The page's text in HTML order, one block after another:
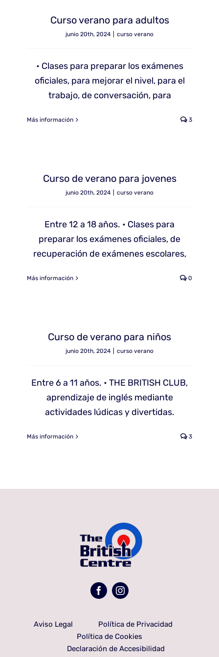
Curso verano para adultos
junio 20th, 2024 curso verano
• Clases para preparar los exámenes
oficiales, para mejorar el nivel, para el
trabajo, de conversación, para
Más información 3
Curso de verano para jovenes
junio 20th, 2024 curso verano
Entre 12 a 18 años. • Clases para
preparar los exámenes oficiales, de
recuperación de exámenes escolares,
Más información 0
Curso de verano para niños
junio 20th, 2024 curso verano
Entre 6 a 11 años. •⁠ ⁠THE BRITISH CLUB,
aprendizaje de inglés mediante
actividades lúdicas y divertidas.
Más información 3
Aviso Legal
Política de Privacidad
Política de Cookies
Declaración de Accesibilidad